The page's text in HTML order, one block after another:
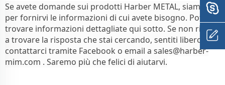
Se avete domande sui prodotti Harber METAL, siamo qui
per fornirvi le informazioni di cui avete bisogno. Potete
trovare informazioni dettagliate qui sotto. Se non riesci
a trovare la risposta che stai cercando, sentiti libero di
contattarci tramite Facebook o email a sales@harber-
mim.com . Saremo più che felici di aiutarvi.